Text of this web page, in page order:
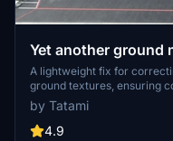
Yet another ground
A lightweight fix for
ground textures, ensuring
patch serves as an addon
updates and reinstalls, and
copy the 6.75mb file into
by Tatami
4.9